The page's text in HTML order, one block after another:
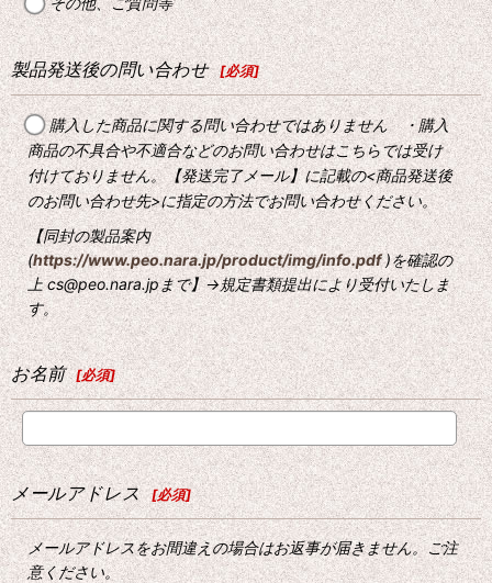
製品発送後の問い合わせ [必須]
購入した商品に関する問い合わせではありません ・購入
商品の不具合や不適合などのお問い合わせはこちらでは受け
付けておりません。【発送完了メール】に記載の<商品発送後
のお問い合わせ先>に指定の方法でお問い合わせください。
【同封の製品案内
(https://www.peo.nara.jp/product/img/info.pdf)を確認の
上 cs@peo.nara.jpまで】→規定書類提出により受付いたしま
す。
お名前 [必須]
メールアドレス [必須]
メールアドレスをお間違えの場合はお返事が届きません。ご注
意ください。